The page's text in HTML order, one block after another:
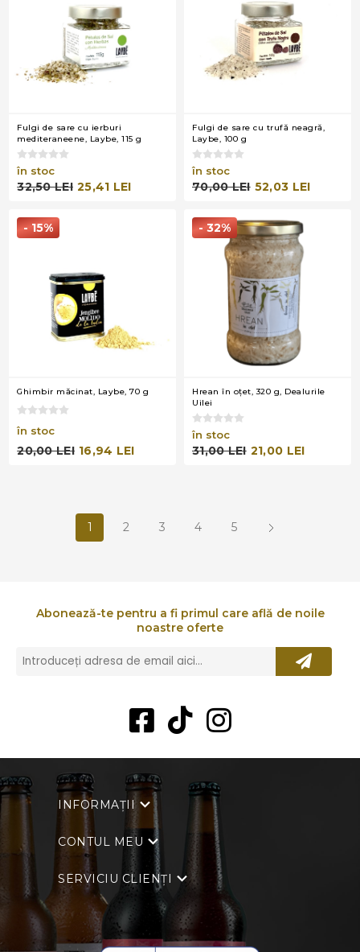
Fulgi de sare cu ierburi
mediteraneene, Laybe, 115 g
în stoc
32,50 LEI 25,41 LEI
Fulgi de sare cu trufă neagră,
Laybe, 100 g
în stoc
70,00 LEI 52,03 LEI
- 15%
Ghimbir măcinat, Laybe, 70 g
în stoc
20,00 LEI 16,94 LEI
- 32%
Hrean în oţet, 320 g, Dealurile
Uilei
în stoc
31,00 LEI 21,00 LEI
1 2 3 4 5
Abonează-te pentru a fi primul care află de noile
noastre oferte
INFORMAȚII
CONTUL MEU
SERVICIU CLIENȚI